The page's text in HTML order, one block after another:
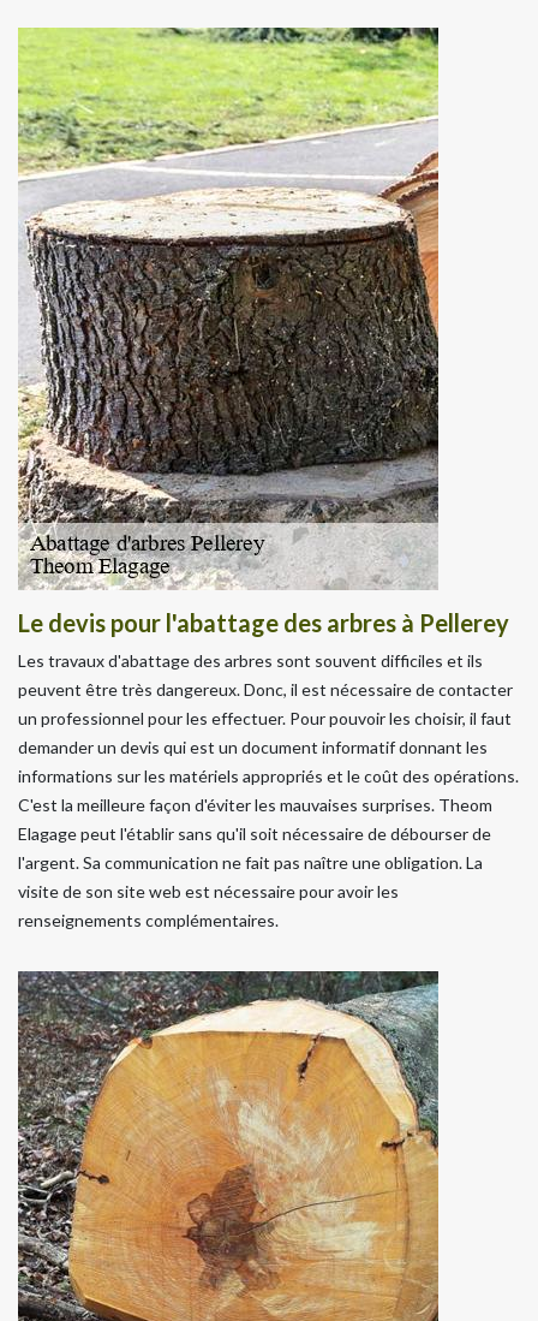
Le devis pour l'abattage des arbres à Pellerey
Les travaux d'abattage des arbres sont souvent difficiles et ils
peuvent être très dangereux. Donc, il est nécessaire de contacter
un professionnel pour les effectuer. Pour pouvoir les choisir, il faut
demander un devis qui est un document informatif donnant les
informations sur les matériels appropriés et le coût des opérations.
C'est la meilleure façon d'éviter les mauvaises surprises. Theom
Elagage peut l'établir sans qu'il soit nécessaire de débourser de
l'argent. Sa communication ne fait pas naître une obligation. La
visite de son site web est nécessaire pour avoir les
renseignements complémentaires.